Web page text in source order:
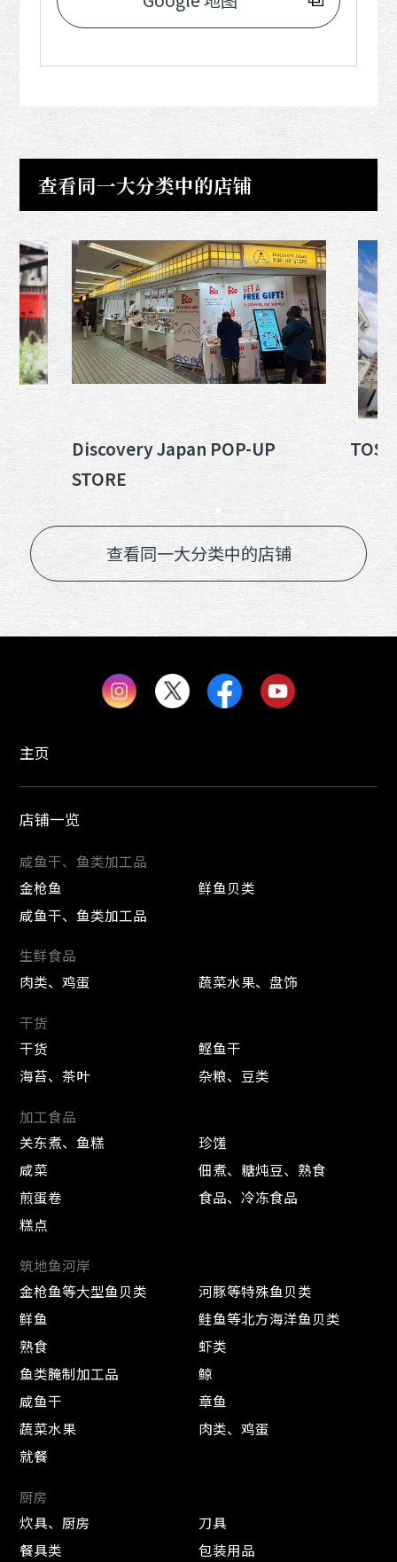
查看同一大分类中的店铺
Discovery Japan POP-UP
STORE
查看同一大分类中的店铺
主页
店铺一览
咸鱼干、鱼类加工品
金枪鱼
鲜鱼贝类
咸鱼干、鱼类加工品
生鲜食品
肉类、鸡蛋
蔬菜水果、盘饰
干货
干货
鲣鱼干
海苔、茶叶
杂粮、豆类
加工食品
关东煮、鱼糕
珍馐
咸菜
佃煮、糖炖豆、熟食
煎蛋卷
食品、冷冻食品
糕点
筑地鱼河岸
金枪鱼等大型鱼贝类
河豚等特殊鱼贝类
鲜鱼
鲑鱼等北方海洋鱼贝类
熟食
虾类
鱼类腌制加工品
鲸
咸鱼干
章鱼
蔬菜水果
肉类、鸡蛋
就餐
厨房
炊具、厨房
刀具
餐具类
包装用品